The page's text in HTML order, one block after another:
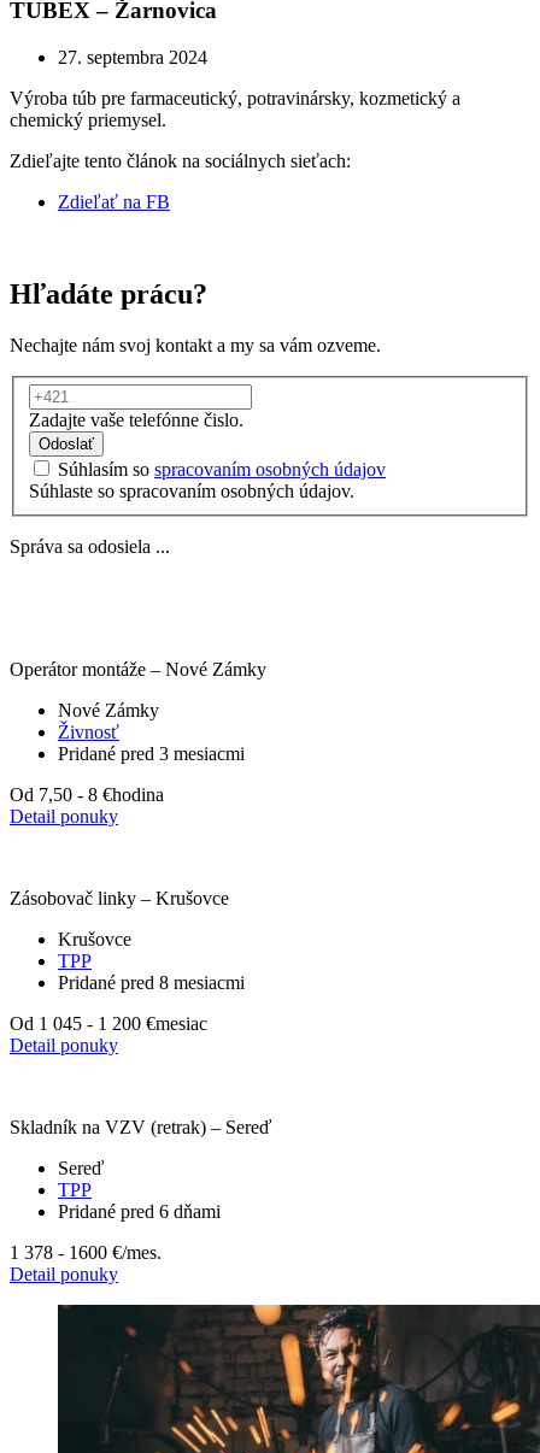
TUBEX – Žarnovica
27. septembra 2024
Výroba túb pre farmaceutický, potravinársky, kozmetický a
chemický priemysel.
Zdieľajte tento článok na sociálnych sieťach:
Zdieľať na FB
Hľadáte prácu?
Nechajte nám svoj kontakt a my sa vám ozveme.
Zadajte vaše telefónne čislo.
Odoslať
Súhlasím so spracovaním osobných údajov
Súhlaste so spracovaním osobných údajov.
Správa sa odosiela ...
Operátor montáže – Nové Zámky
Nové Zámky
Živnosť
Pridané pred 3 mesiacmi
Od 7,50 - 8 €hodina
Detail ponuky
Zásobovač linky – Krušovce
Krušovce
TPP
Pridané pred 8 mesiacmi
Od 1 045 - 1 200 €mesiac
Detail ponuky
Skladník na VZV (retrak) – Sereď
Sereď
TPP
Pridané pred 6 dňami
1 378 - 1600 €/mes.
Detail ponuky